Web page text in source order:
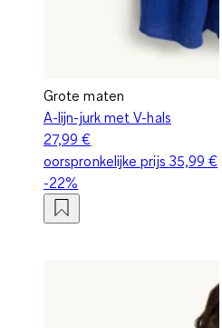
Grote maten
A-lijn-jurk met V-hals
27,99 €
oorspronkelijke prijs 35,99 €
-22%